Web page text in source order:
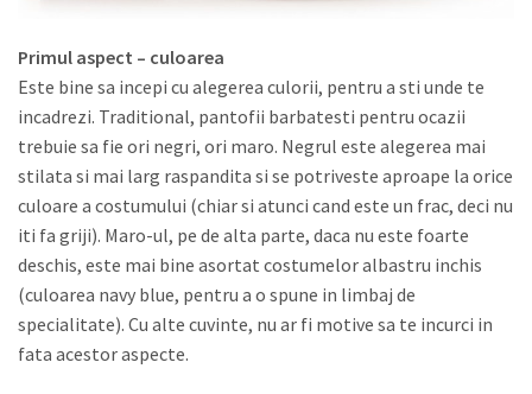
Primul aspect – culoarea
Este bine sa incepi cu alegerea culorii, pentru a sti unde te
incadrezi. Traditional, pantofii barbatesti pentru ocazii
trebuie sa fie ori negri, ori maro. Negrul este alegerea mai
stilata si mai larg raspandita si se potriveste aproape la orice
culoare a costumului (chiar si atunci cand este un frac, deci nu
iti fa griji). Maro-ul, pe de alta parte, daca nu este foarte
deschis, este mai bine asortat costumelor albastru inchis
(culoarea navy blue, pentru a o spune in limbaj de
specialitate). Cu alte cuvinte, nu ar fi motive sa te incurci in
fata acestor aspecte.